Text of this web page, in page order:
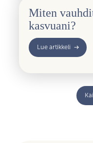
Miten
kasvuani?
Lue artikkeli